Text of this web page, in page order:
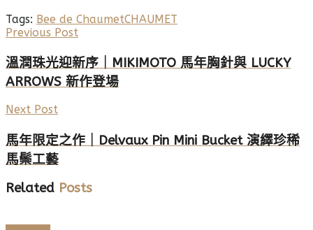
Tags: Bee de ChaumetCHAUMET
Previous Post
溫潤珠光迎新序｜MIKIMOTO 馬年胸針與 LUCKY
ARROWS 新作登場
Next Post
馬年限定之作｜Delvaux Pin Mini Bucket 演繹珍稀
馬鬃工藝
Related Posts